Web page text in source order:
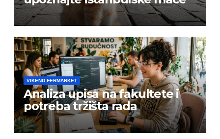
VIKEND FERMARKET
Analiza upisa na fakultete i
potreba tržišta rada